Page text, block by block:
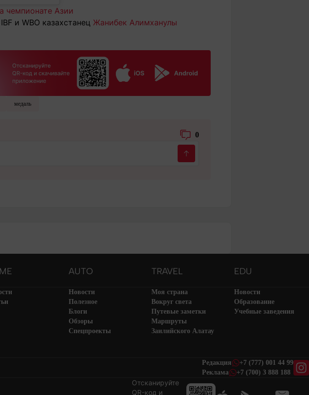
чемпионате Азии
и WBO казахстанец Жанибек Алимханулы
медаль
0
AUTO TRAVEL EDU
Новости
Полезное
Блоги
Обзоры
Спецпроекты
Моя страна
Вокруг света
Путевые заметки
Маршруты
Заилийского Алатау
Новости
Образование
Учебные заведения
Редакция
+7 (777) 001 44 99
Реклама
+7 (700) 3 888 188
Отсканируйте
QR-код и